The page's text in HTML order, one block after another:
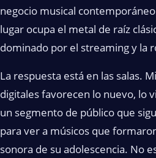
negocio musical
lugar ocupa el metal de raíz
dominado por el streaming y la
La respuesta está en las salas.
digitales favorecen lo nuevo, lo
un segmento de público que
para ver a músicos que
sonora de su adolescencia. No